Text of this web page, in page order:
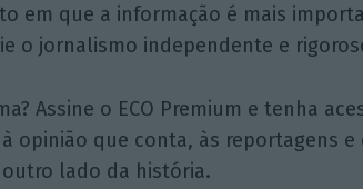
em que a informação é mais
o jornalismo independente e
Assine o ECO Premium e tenha
opinião que conta, às reportagens e
lado da história.